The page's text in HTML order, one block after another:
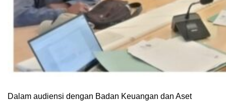
Dalam audiensi dengan Badan Keuangan dan Aset